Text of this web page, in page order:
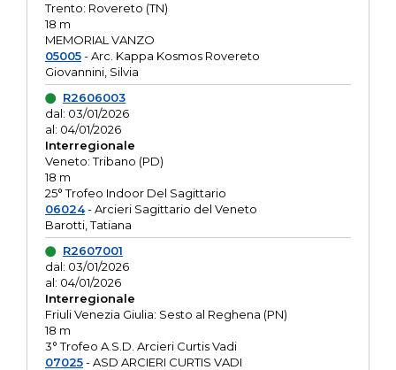
Trento: Rovereto (TN)
18 m
MEMORIAL VANZO
05005- Arc. Kappa Kosmos Rovereto
Giovannini, Silvia
R2606003
dal: 03/01/2026
al: 04/01/2026
Interregionale
Veneto: Tribano (PD)
18 m
25° Trofeo Indoor Del Sagittario
06024- Arcieri Sagittario del Veneto
Barotti, Tatiana
R2607001
dal: 03/01/2026
al: 04/01/2026
Interregionale
Friuli Venezia Giulia: Sesto al Reghena (PN)
18 m
3° Trofeo A.S.D. Arcieri Curtis Vadi
07025- ASD ARCIERI CURTIS VADI